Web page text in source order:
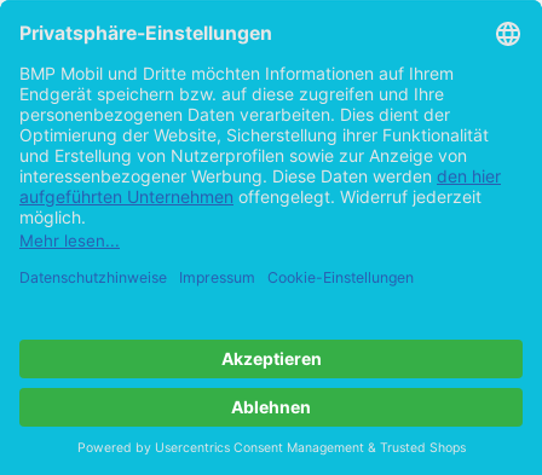
vonEike Lohde (Autor:in) 2015
©2013
43 Seiten
Hilfe/FAQ
Impressum
Datenschutz
AGB
Vertrag widerrufen
Zur Desktop-Version
Copyright ©Imprint in der Bedey & Thoms Media GmbH
Cookie-Einstellungen